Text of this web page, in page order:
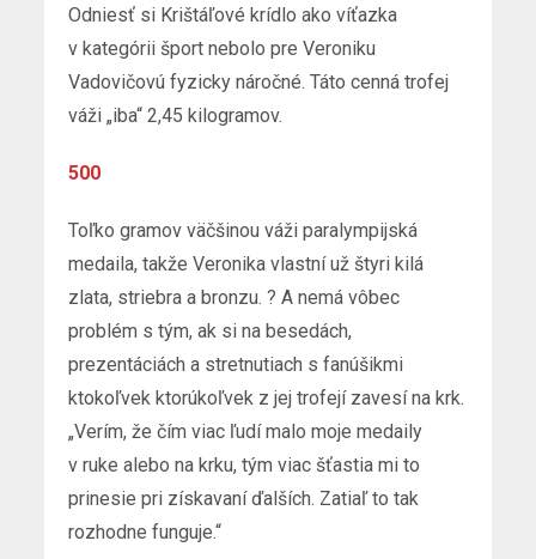
Odniesť si Krištáľové krídlo ako víťazka
v kategórii šport nebolo pre Veroniku
Vadovičovú fyzicky náročné. Táto cenná trofej
váži „iba“ 2,45 kilogramov.
500
Toľko gramov väčšinou váži paralympijská
medaila, takže Veronika vlastní už štyri kilá
zlata, striebra a bronzu. ? A nemá vôbec
problém s tým, ak si na besedách,
prezentáciách a stretnutiach s fanúšikmi
ktokoľvek ktorúkoľvek z jej trofejí zavesí na krk.
„Verím, že čím viac ľudí malo moje medaily
v ruke alebo na krku, tým viac šťastia mi to
prinesie pri získavaní ďalších. Zatiaľ to tak
rozhodne funguje.“